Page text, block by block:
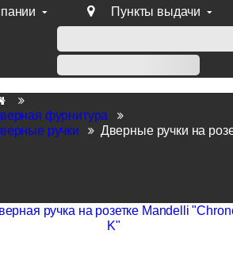
Пункты выдачи
от 50 тыс. руб продукции Venezia,
фурнитура
ручки
Дверные ручки на
ручка на розетке Mandelli
K"